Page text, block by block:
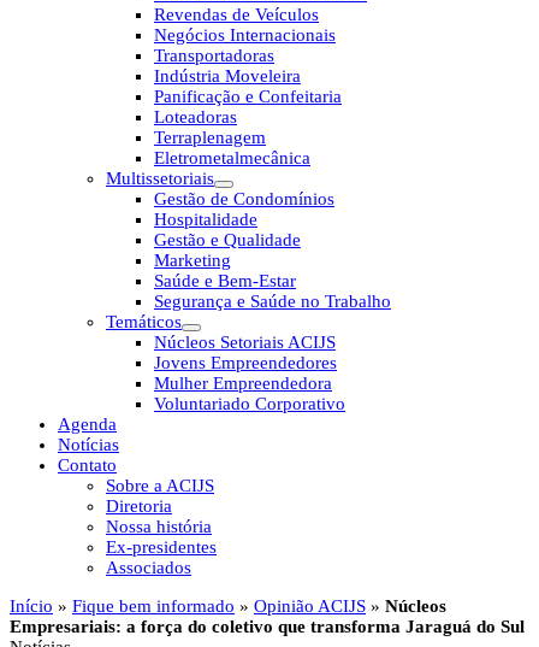
Revendas de Veículos
Negócios Internacionais
Transportadoras
Indústria Moveleira
Panificação e Confeitaria
Loteadoras
Terraplenagem
Eletrometalmecânica
Multissetoriais
Gestão de Condomínios
Hospitalidade
Gestão e Qualidade
Marketing
Saúde e Bem-Estar
Segurança e Saúde no Trabalho
Temáticos
Núcleos Setoriais ACIJS
Jovens Empreendedores
Mulher Empreendedora
Voluntariado Corporativo
Agenda
Notícias
Contato
Sobre a ACIJS
Diretoria
Nossa história
Ex-presidentes
Associados
Início » Fique bem informado » Opinião ACIJS » Núcleos
Empresariais: a força do coletivo que transforma Jaraguá do Sul